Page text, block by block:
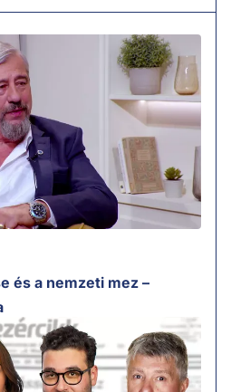
és a nemzeti mez –